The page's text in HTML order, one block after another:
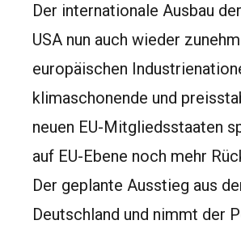
Der internationale Ausbau
USA nun auch wieder
europäischen
klimaschonende und
neuen EU-Mitgliedsstaaten
auf EU-Ebene noch mehr
Der geplante Ausstieg aus
Deutschland und nimmt der